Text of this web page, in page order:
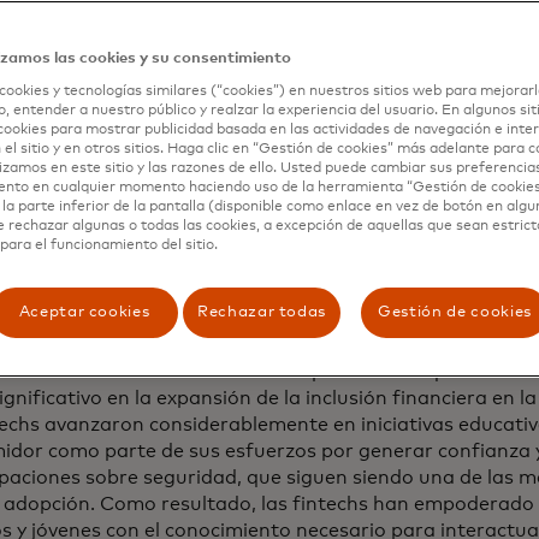
que los pagos digitales continúan expandir, el uso de
en la región. El 40% de los encuestados de bajos
de la mitad de sus gastos mensuales en efectivo, en
los individuos de ingresos altos. Para abordar este
(entre el 80% y el 90%) promueven una mayor equidad
digitales accesibles. Hoy en día, los bancos
desatendidas, ya que los propietarios de cuentas de
más probabilidades de poseer cuentas en bancos
con los encuestados de altos ingresos (28%).
en Brasil (58%), Colombia (52%) y Perú
les proporcionaron acceso a productos financieros que
para ellos.
gubernamental, el mayor acceso a Internet y
financieras fáciles de usar permitieron que las
en la expansión de la inclusión financiera en
avanzaron considerablemente en iniciativas
como parte de sus esfuerzos por generar confianza
sobre seguridad, que siguen siendo una de las
Como resultado, las fintechs han empoderado
y jóvenes con el conocimiento necesario para
las cookies y su consentimiento
y tecnologías similares (“cookies”) en nuestros sitios web para
entender a nuestro público y realzar la experiencia del usuario. En algunos
para mostrar publicidad basada en las actividades de navegación e
el sitio y en otros sitios. Haga clic en “Gestión de cookies” más adelante para
en este sitio y las razones de ello. Usted puede cambiar sus
en cualquier momento haciendo uso de la herramienta “Gestión de
la parte inferior de la pantalla (disponible como enlace en vez de botón en
rechazar algunas o todas las cookies, a excepción de aquellas que sean
el funcionamiento del sitio.
Aceptar cookies Rechazar todas Gestión de cookies